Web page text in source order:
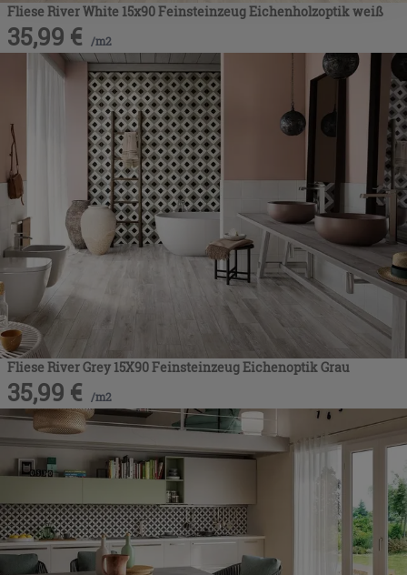
Fliese River White 15x90 Feinsteinzeug Eichenholzoptik weiß
35,99 € /m2
Fliese River Grey 15X90 Feinsteinzeug Eichenoptik Grau
35,99 € /m2